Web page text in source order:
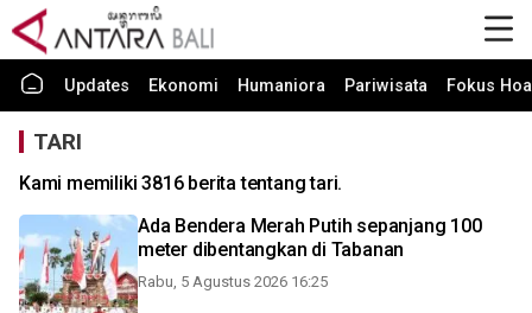
Updates Ekonomi Humaniora Pariwisata Fokus
TARI
Kami memiliki 3816 berita tentang tari.
Ada Bendera Merah Putih sepanjang 100
meter dibentangkan di Tabanan
Rabu, 5 Agustus 2026 16:25